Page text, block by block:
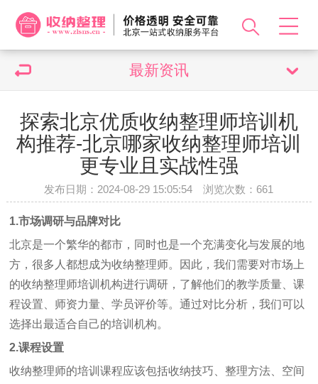
最新资讯
探索北京优质收纳整理师培训机
构推荐-北京哪家收纳整理师培训
更专业且实战性强
发布日期：2024-08-29 15:05:54 浏览次数： 661
1.市场调研与品牌对比
北京是一个繁华的都市，同时也是一个充满变化与发展的地
方，很多人都想成为收纳整理师。因此，我们需要对市场上
的收纳整理师培训机构进行调研，了解他们的教学质量、课
程设置、师资力量、学员评价等。通过对比分析，我们可以
选择出最适合自己的培训机构。
2.课程设置
收纳整理师的培训课程应该包括收纳技巧、整理方法、空间